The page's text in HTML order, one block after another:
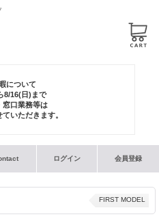
について
8/16(日)まで
窓口業務等は
いただきます。
ログイン 会員登録
FIRST MODEL